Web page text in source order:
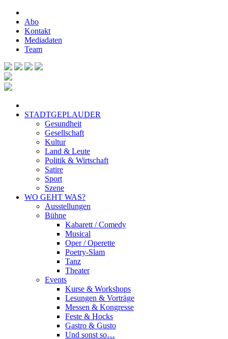
Abo
Kontakt
Mediadaten
Team
STADTGEPLAUDER
Gesundheit
Gesellschaft
Kultur
Land & Leute
Politik & Wirtschaft
Satire
Sport
Szene
WO GEHT WAS?
Ausstellungen
Bühne
Kabarett / Comedy
Musical
Oper / Operette
Poetry-Slam
Tanz
Theater
Events
Kurse & Workshops
Lesungen & Vorträge
Messen & Kongresse
Feste & Hocks
Gastro & Gusto
Und sonst so…